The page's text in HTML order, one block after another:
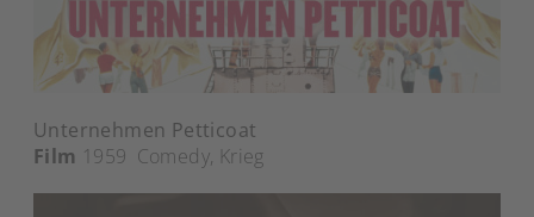
Unternehmen Petticoat
Film 1959 Comedy, Krieg